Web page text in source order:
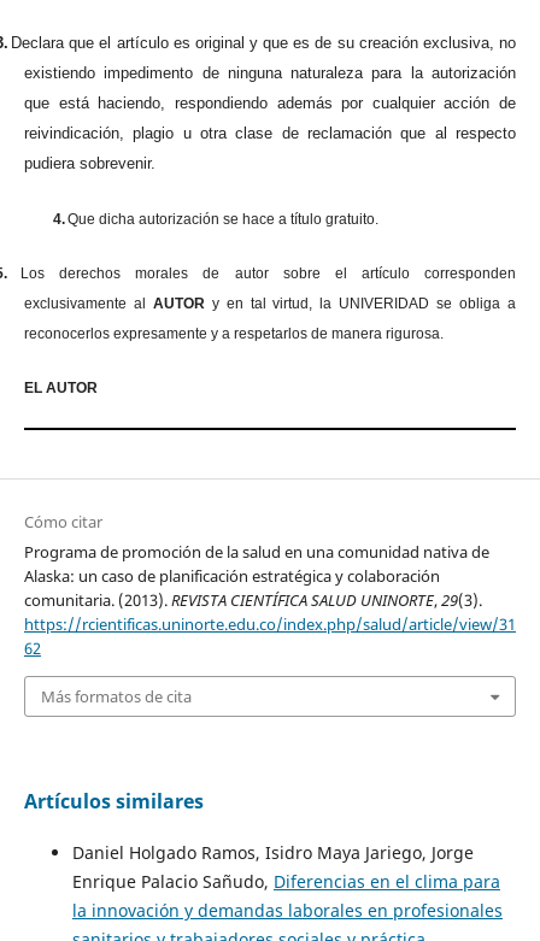
Declara que el artículo es original y que es de su creación exclusiva, no
existiendo impedimento de ninguna naturaleza para la autorización
que está haciendo, respondiendo además por cualquier acción de
reivindicación, plagio u otra clase de reclamación que al respecto
pudiera sobrevenir.
4.Que dicha autorización se hace a título gratuito.
Los derechos morales de autor sobre el artículo corresponden
exclusivamente al AUTOR y en tal virtud, la UNIVERIDAD se obliga a
reconocerlos expresamente y a respetarlos de manera rigurosa.
EL AUTOR
Cómo citar
Programa de promoción de la salud en una comunidad nativa de
Alaska: un caso de planificación estratégica y colaboración
comunitaria. (2013).REVISTA CIENTÍFICA SALUD UNINORTE,29(3).
https://rcientificas.uninorte.edu.co/index.php/salud/article/view/31
62
Más formatos de cita
Artículos similares
Daniel Holgado Ramos, Isidro Maya Jariego, Jorge
Enrique Palacio Sañudo, Diferencias en el clima para
la innovación y demandas laborales en profesionales